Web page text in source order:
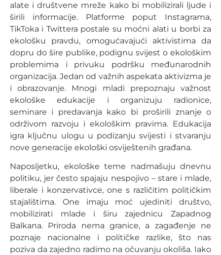
alate i društvene mreže kako bi mobilizirali ljude i
širili informacije. Platforme poput Instagrama,
TikToka i Twittera postale su moćni alati u borbi za
ekološku pravdu, omogućavajući aktivistima da
dopru do šire publike, podignu svijest o ekološkim
problemima i privuku podršku međunarodnih
organizacija. Jedan od važnih aspekata aktivizma je
i obrazovanje. Mnogi mladi prepoznaju važnost
ekološke edukacije i organizuju radionice,
seminare i predavanja kako bi proširili znanje o
održivom razvoju i ekološkim pravima. Edukacija
igra ključnu ulogu u podizanju svijesti i stvaranju
nove generacije ekološki osviještenih građana.
Naposljetku, ekološke teme nadmašuju dnevnu
politiku, jer često spajaju nespojivo – stare i mlade,
liberale i konzervativce, one s različitim političkim
stajalištima. One imaju moć ujediniti društvo,
mobilizirati mlade i širu zajednicu Zapadnog
Balkana. Priroda nema granice, a zagađenje ne
poznaje nacionalne i političke razlike, što nas
poziva da zajedno radimo na očuvanju okoliša. Iako